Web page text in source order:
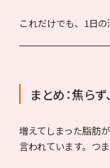
これだけでも、1日の
まとめ：焦ら
増えてしまった脂肪
言われています。つま